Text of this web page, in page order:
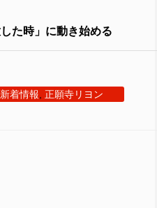
た時」に動き始める
新着情報 正願寺リヨン